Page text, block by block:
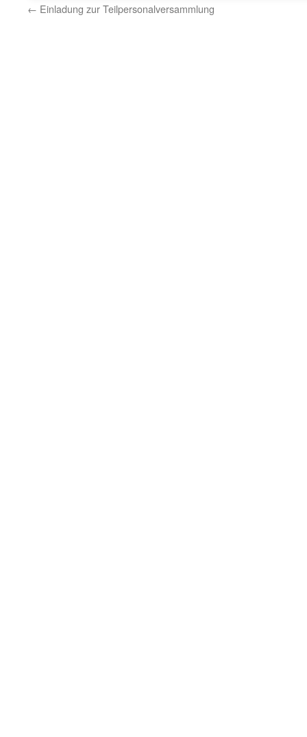
← Einladung zur Teilpersonalversammlung